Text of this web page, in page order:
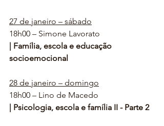
27 de janeiro – sábado
18h00 – Simone Lavorato
| Família, escola e educação
socioemocional
28 de janeiro – domingo
18h00 – Lino de Macedo
| Psicologia, escola e família II - Parte 2